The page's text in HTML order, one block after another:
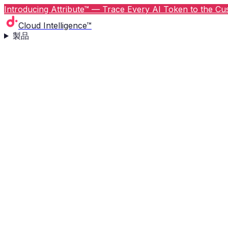
Introducing Attribute™ — Trace Every AI Token to the
Cloud Intelligence™
製品